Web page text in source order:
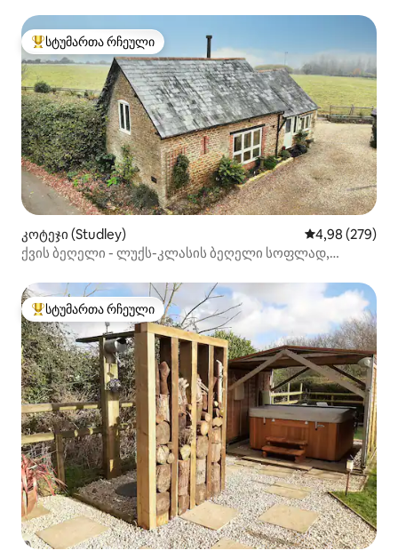
სტუმართა რჩეული მოწინავე ვარიანტი
სტუმართა რჩეული
კოტეჯი (Studley) საშუალო
4,98 (279)
ქვის ბეღელი - ლუქს-კლასის ბეღელი სოფლად,
სტუმართა რჩეული მოწინავე ვარიანტი
სტუმართა რჩეული